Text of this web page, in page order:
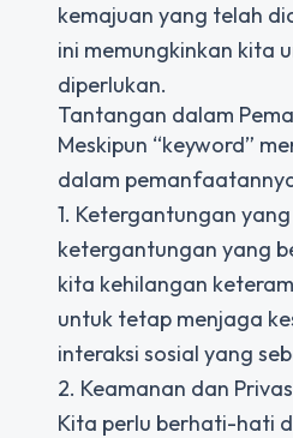
kemajuan yang telah
ini memungkinkan kita
diperlukan.
Tantangan dalam
Meskipun “keyword”
dalam
1. Ketergantungan
ketergantungan yang
kita kehilangan
untuk tetap menjaga
interaksi sosial yang
2. Keamanan dan
Kita perlu berhati-hati